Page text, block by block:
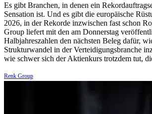
Es gibt Branchen, in denen ein
Sensation ist. Und es gibt die europäische
2026, in der Rekorde inzwischen fast schon
Group liefert mit den am Donnerstag
Halbjahreszahlen den nächsten Beleg dafür,
Strukturwandel in der Verteidigungsbranche
wie schwer sich der Aktienkurs trotzdem tut,
Renk Group